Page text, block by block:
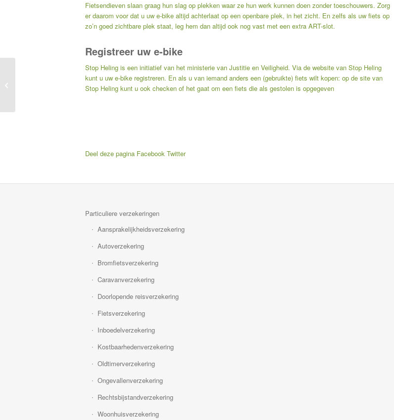
Fietsendieven slaan graag hun slag op plekken waar ze hun werk kunnen doen zonder toeschouwers. Zorg
er daarom voor dat u uw e-bike altijd achterlaat op een openbare plek, in het zicht. En zelfs als uw fiets op
zo’n goed zichtbare plek staat, leg hem dan altijd ook nog vast met een extra ART-slot.
Registreer uw e-bike
Stop Heling is een initiatief van het ministerie van Justitie en Veiligheid. Via de website van Stop Heling
kunt u uw e-bike registreren. En als u van iemand anders een (gebruikte) fiets wilt kopen: op de site van
Stop Heling kunt u ook checken of het gaat om een fiets die als gestolen is opgegeven
Deel deze pagina Facebook Twitter
Particuliere verzekeringen
Aansprakelijkheidsverzekering
Autoverzekering
Bromfietsverzekering
Caravanverzekering
Doorlopende reisverzekering
Fietsverzekering
Inboedelverzekering
Kostbaarhedenverzekering
Oldtimerverzekering
Ongevallenverzekering
Rechtsbijstandverzekering
Woonhuisverzekering